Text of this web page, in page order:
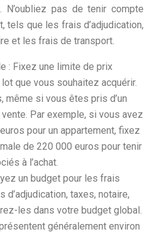
N’oubliez pas de tenir compte
tels que les frais d’adjudication,
et les frais de transport.
: Fixez une limite de prix
que vous souhaitez acquérir.
même si vous êtes pris d’un
Par exemple, si vous avez
pour un appartement, fixez
de 220 000 euros pour tenir
à l’achat.
un budget pour les frais
d’adjudication, taxes, notaire,
les dans votre budget global.
généralement environ